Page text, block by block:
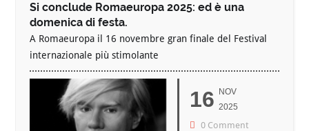
Si conclude Romaeuropa 2025: ed è una
domenica di festa.
A Romaeuropa il 16 novembre gran finale del Festival
internazionale più stimolante
16 NOV
2025
0 Comment